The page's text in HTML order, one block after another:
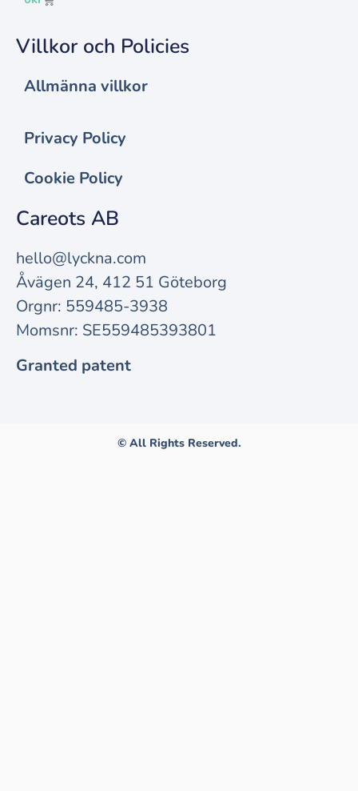
Villkor och Policies
Allmänna villkor
Privacy Policy
Cookie Policy
Careots AB
hello@lyckna.com
Åvägen 24, 412 51 Göteborg
Orgnr: 559485-3938
Momsnr: SE559485393801
Granted patent
© All Rights Reserved.